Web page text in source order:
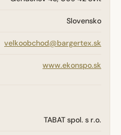
Slovensko
velkoobchod@bargertex.sk
www.ekonspo.sk
TABAT spol. s r.o.